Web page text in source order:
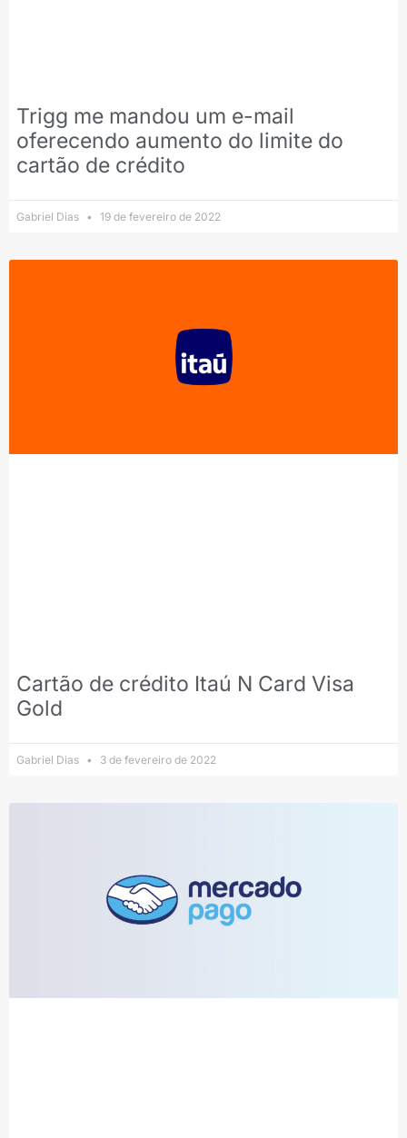
Trigg me mandou um e-mail
oferecendo aumento do limite do
cartão de crédito
Gabriel Dias 19 de fevereiro de 2022
Cartão de crédito Itaú N Card Visa
Gold
Gabriel Dias 3 de fevereiro de 2022